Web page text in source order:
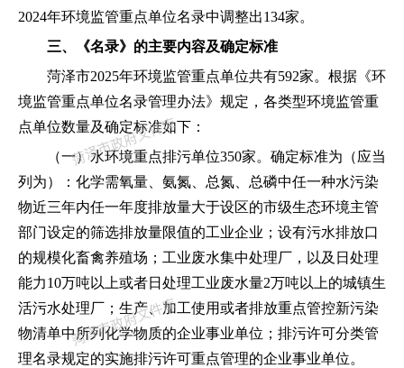
2024年环境监管重点单位名录中调整出134家。
三、《名录》的主要内容及确定标准
菏泽市2025年环境监管重点单位共有592家。根据《环
境监管重点单位名录管理办法》规定，各类型环境监管重
点单位数量及确定标准如下：
（一）水环境重点排污单位350家。确定标准为（应当
列为）：化学需氧量、氨氮、总氮、总磷中任一种水污染
物近三年内任一年度排放量大于设区的市级生态环境主管
部门设定的筛选排放量限值的工业企业；设有污水排放口
的规模化畜禽养殖场；工业废水集中处理厂，以及日处理
能力10万吨以上或者日处理工业废水量2万吨以上的城镇生
活污水处理厂；生产、加工使用或者排放重点管控新污染
物清单中所列化学物质的企业事业单位；排污许可分类管
理名录规定的实施排污许可重点管理的企业事业单位。